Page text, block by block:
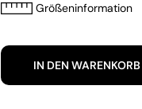
Größeninformation
IN DEN WARENKORB